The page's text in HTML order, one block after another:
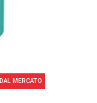
DAL MERCATO